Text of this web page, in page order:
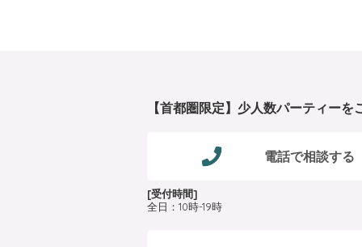
【首都圏限定】少人数パーティーを
電話で相談する
[受付時間]
全日：10時-19時